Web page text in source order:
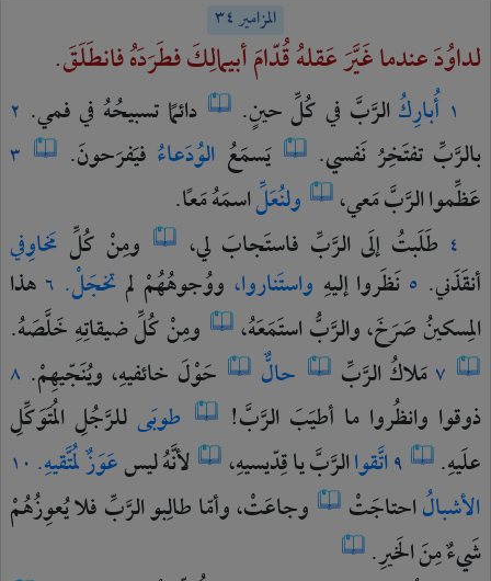
المزامير ٣٤
لداوُدَ عندما غَيَّرَ عَقلهُ قُدّامَ أبيمالِكَ فطَرَدَهُ فانطَلَقَ.
١ أُبارِكُالرَّبَّ فيكُلِّحينٍ. دائمًاتسبيحُهُ فيفمي. ٢
بالرَّبِّتفتَخِرُنَفسي. يَسمَعُ الوُدَعاءُ فيَفرَحونَ. ٣
عَظِّمواالرَّبَّمَعي، ولنُعَلِّاسمَهُمَعًا.
٤ طَلَبتُ إلَىالرَّبِّ فاستَجابَلي، ومِنْ كُلِّ مَخاوِفي
أنقَذَني. ٥ نَظَرواإليهِ واستَناروا، ووُجوهُهُمْ لم تخجَلْ. ٦ هذا
المِسكينُصَرَخَ،والرَّبُّاستَمَعَهُ، ومِنْكُلِّضيقاتِهِخَلَّصَهُ.
٧ مَلاكُالرَّبِّ حالٌّ حَوْلَ خائفيهِ،ويُنَجّيهِمْ. ٨
ذوقوا وانظُرواما أطيَبَالرَّبَّ! طوبَىللرَّجُلِالمُتَوَكِّلِ
علَيهِ.
٩اتَّقواالرَّبَّياقِدّيسيهِ، لأنَّهُليسعَوَزٌلمُتَّقيهِ. ١٠
الأشبالُاحتاجَتْ وجاعَتْ،وأمّاطالِبوالرَّبِّفلايُعوِزُهُمْ
شَيءٌمِنَالخَيرِ.